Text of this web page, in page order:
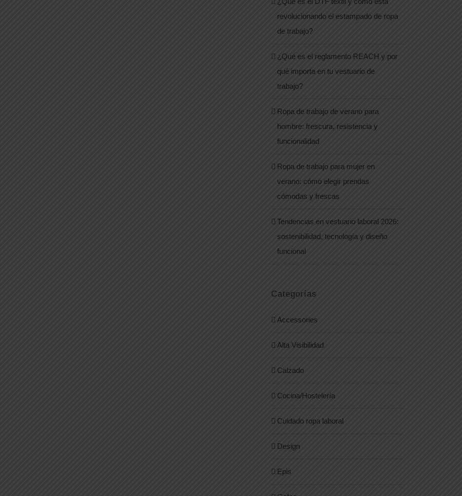
revolucionando el estampado de ropa
de trabajo?
¿Qué es el reglamento REACH y por
qué importa en tu vestuario de
trabajo?
Ropa de trabajo de verano para
hombre: frescura, resistencia y
funcionalidad
Ropa de trabajo para mujer en
verano: cómo elegir prendas
cómodas y frescas
Tendencias en vestuario laboral 2026:
sostenibilidad, tecnología y diseño
funcional
Categorías
Accessories
Alta Visibilidad
Calzado
Cocina/Hostelería
Cuidado ropa laboral
Design
Epis